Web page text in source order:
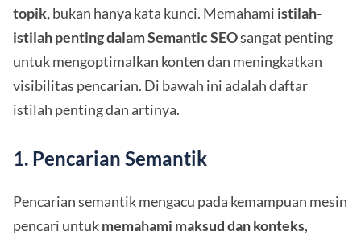
topik,bukan hanya kata kunci. Memahami istilah-
istilah penting dalam Semantic SEOsangat penting
untuk mengoptimalkan konten dan meningkatkan
visibilitas pencarian. Di bawah ini adalah daftar
istilah penting dan artinya.
1. Pencarian Semantik
Pencarian semantik mengacu pada kemampuan mesin
pencari untukmemahami maksud dan konteks,